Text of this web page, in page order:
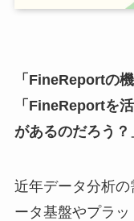
「FineReportの
「FineReportを
があるのだろう？
近年データ分析
ータ基盤やプラ